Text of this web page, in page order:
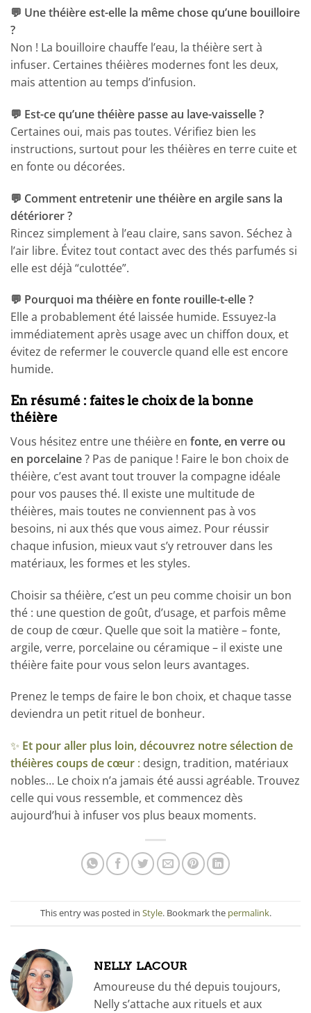
💬 Une théière est-elle la même chose qu’une bouilloire
?
Non ! La bouilloire chauffe l’eau, la théière sert à
infuser. Certaines théières modernes font les deux,
mais attention au temps d’infusion.
💬 Est-ce qu’une théière passe au lave-vaisselle ?
Certaines oui, mais pas toutes. Vérifiez bien les
instructions, surtout pour les théières en terre cuite et
en fonte ou décorées.
💬 Comment entretenir une théière en argile sans la
détériorer ?
Rincez simplement à l’eau claire, sans savon. Séchez à
l’air libre. Évitez tout contact avec des thés parfumés si
elle est déjà “culottée”.
💬 Pourquoi ma théière en fonte rouille-t-elle ?
Elle a probablement été laissée humide. Essuyez-la
immédiatement après usage avec un chiffon doux, et
évitez de refermer le couvercle quand elle est encore
humide.
En résumé : faites le choix de la bonne
théière
Vous hésitez entre une théière en fonte, en verre ou
en porcelaine? Pas de panique ! Faire le bon choix de
théière, c’est avant tout trouver la compagne idéale
pour vos pauses thé. Il existe une multitude de
théières, mais toutes ne conviennent pas à vos
besoins, ni aux thés que vous aimez. Pour réussir
chaque infusion, mieux vaut s’y retrouver dans les
matériaux, les formes et les styles.
Choisir sa théière, c’est un peu comme choisir un bon
thé : une question de goût, d’usage, et parfois même
de coup de cœur. Quelle que soit la matière – fonte,
argile, verre, porcelaine ou céramique – il existe une
théière faite pour vous selon leurs avantages.
Prenez le temps de faire le bon choix, et chaque tasse
deviendra un petit rituel de bonheur.
✨ Et pour aller plus loin, découvrez notre sélection de
théières coups de cœur : design, tradition, matériaux
nobles… Le choix n’a jamais été aussi agréable. Trouvez
celle qui vous ressemble, et commencez dès
aujourd’hui à infuser vos plus beaux moments.
This entry was posted in Style. Bookmark the permalink.
NELLY LACOUR
Amoureuse du thé depuis toujours,
Nelly s’attache aux rituels et aux